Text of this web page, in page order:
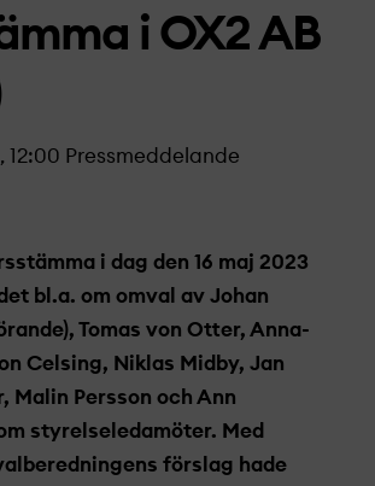
i OX2 AB
12:00 Pressmeddelande
i dag den 16 maj 2023
bl.a. om omval av Johan
Tomas von Otter, Anna-
Celsing, Niklas Midby, Jan
Malin Persson och Ann
styrelseledamöter. Med
förslag hade